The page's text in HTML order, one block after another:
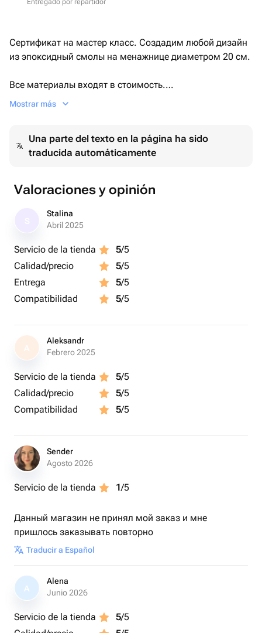
Entregado por repartidor
Сертификат на мастер класс. Создадим любой дизайн
из эпоксидный смолы на менажнице диаметром 20 см.
Все материалы входят в стоимость.
Мастер-класс индивидуальный
Mostrar más
Una parte del texto en la página ha sido
traducida automáticamente
Valoraciones y opinión
Stalina
Abril 2025
Servicio de la tienda 5/5
Calidad/precio
5/5
Entrega
5/5
Compatibilidad
5/5
A
Aleksandr
Febrero 2025
Servicio de la tienda 5/5
Calidad/precio
5/5
Compatibilidad
5/5
Sender
Agosto 2026
Servicio de la tienda 1/5
Данный магазин не принял мой заказ и мне
пришлось заказывать повторно
Traducir a Español
A
Alena
Junio 2026
Servicio de la tienda 5/5